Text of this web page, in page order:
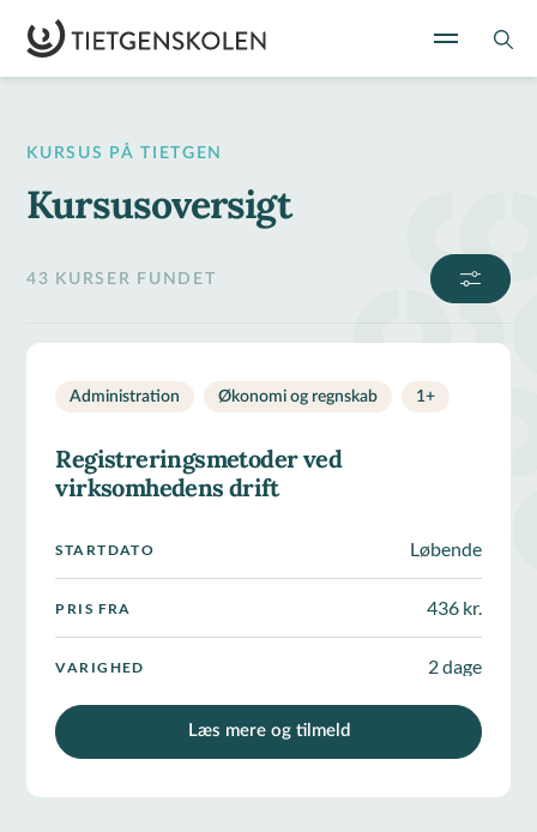
KURSUS PÅ TIETGEN
Kursusoversigt
43 KURSER FUNDET
Administration Økonomi og regnskab 1+
Registreringsmetoder ved
virksomhedens drift
STARTDATO Løbende
PRIS FRA 436 kr.
VARIGHED 2 dage
Læs mere og tilmeld